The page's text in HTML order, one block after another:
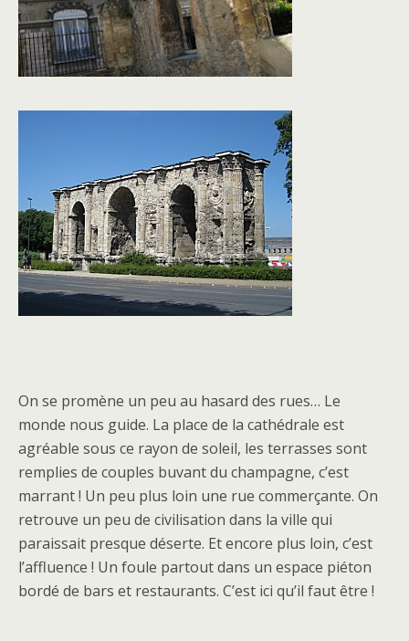
On se promène un peu au hasard des rues… Le
monde nous guide. La place de la cathédrale est
agréable sous ce rayon de soleil, les terrasses sont
remplies de couples buvant du champagne, c’est
marrant ! Un peu plus loin une rue commerçante. On
retrouve un peu de civilisation dans la ville qui
paraissait presque déserte. Et encore plus loin, c’est
l’affluence ! Un foule partout dans un espace piéton
bordé de bars et restaurants. C’est ici qu’il faut être !